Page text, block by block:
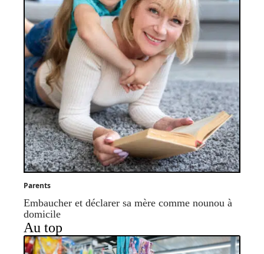
Parents
Embaucher et déclarer sa mère comme nounou à
domicile
Au top